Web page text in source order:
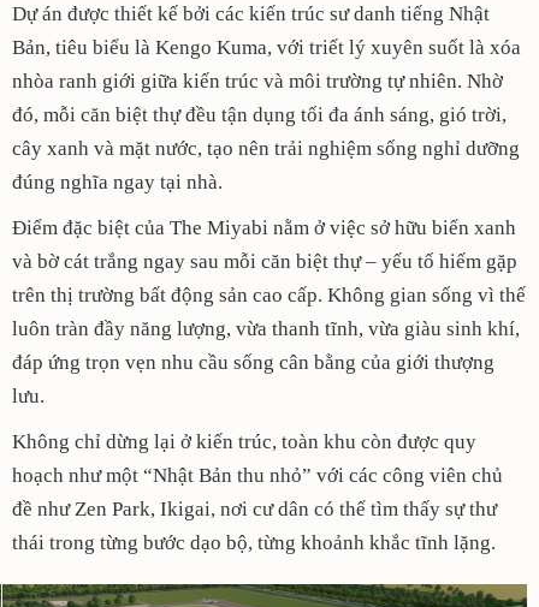
Dự án được thiết kế bởi các kiến trúc sư danh tiếng Nhật
Bản, tiêu biểu là Kengo Kuma, với triết lý xuyên suốt là xóa
nhòa ranh giới giữa kiến trúc và môi trường tự nhiên. Nhờ
đó, mỗi căn biệt thự đều tận dụng tối đa ánh sáng, gió trời,
cây xanh và mặt nước, tạo nên trải nghiệm sống nghỉ dưỡng
đúng nghĩa ngay tại nhà.
Điểm đặc biệt của The Miyabi nằm ở việc sở hữu biển xanh
và bờ cát trắng ngay sau mỗi căn biệt thự – yếu tố hiếm gặp
trên thị trường bất động sản cao cấp. Không gian sống vì thế
luôn tràn đầy năng lượng, vừa thanh tĩnh, vừa giàu sinh khí,
đáp ứng trọn vẹn nhu cầu sống cân bằng của giới thượng
lưu.
Không chỉ dừng lại ở kiến trúc, toàn khu còn được quy
hoạch như một “Nhật Bản thu nhỏ” với các công viên chủ
đề như Zen Park, Ikigai, nơi cư dân có thể tìm thấy sự thư
thái trong từng bước dạo bộ, từng khoảnh khắc tĩnh lặng.